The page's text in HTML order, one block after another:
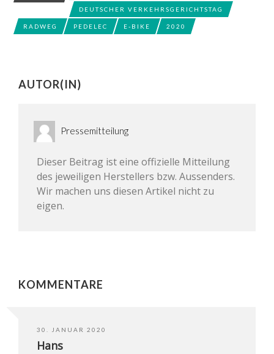
DEUTSCHER VERKEHRSGERICHTSTAG
RADWEG PEDELEC E-BIKE 2020
AUTOR(IN)
Pressemitteilung
Dieser Beitrag ist eine offizielle Mitteilung
des jeweiligen Herstellers bzw. Aussenders.
Wir machen uns diesen Artikel nicht zu
eigen.
KOMMENTARE
30. JANUAR 2020
Hans